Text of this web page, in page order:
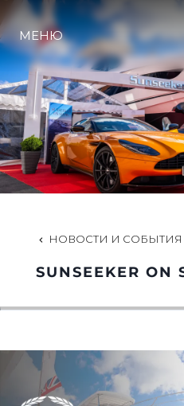
SOUTH OF
МЕНЮ
НОВОСТИ И СОБЫТИЯ
SUNSEEKER ON